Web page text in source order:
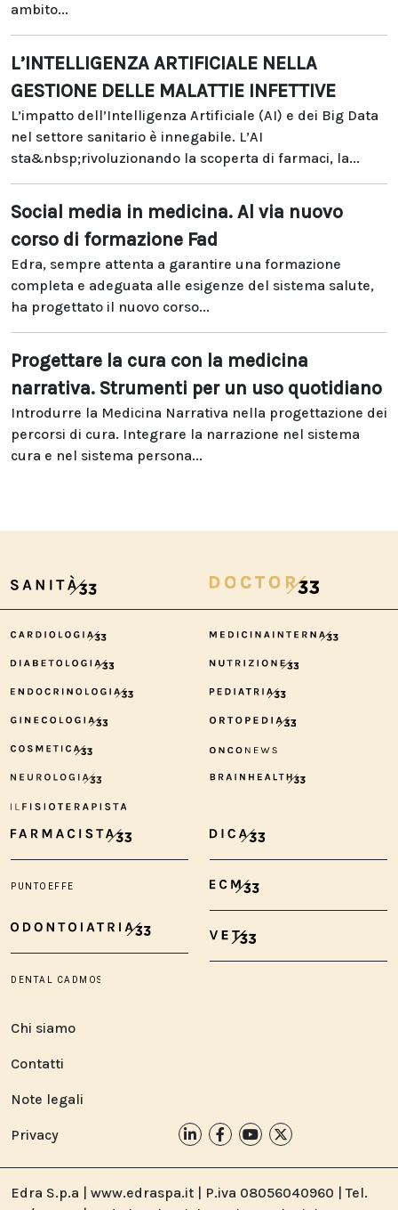
ambito...
L’INTELLIGENZA ARTIFICIALE NELLA
GESTIONE DELLE MALATTIE INFETTIVE
L’impatto dell’Intelligenza Artificiale (AI) e dei Big Data
nel settore sanitario è innegabile. L’AI
sta&nbsp;rivoluzionando la scoperta di farmaci, la...
Social media in medicina. Al via nuovo
corso di formazione Fad
Edra, sempre attenta a garantire una formazione
completa e adeguata alle esigenze del sistema salute,
ha progettato il nuovo corso...
Progettare la cura con la medicina
narrativa. Strumenti per un uso quotidiano
Introdurre la Medicina Narrativa nella progettazione dei
percorsi di cura. Integrare la narrazione nel sistema
cura e nel sistema persona...
Chi siamo
Contatti
Note legali
Privacy
Edra S.p.a | www.edraspa.it | P.iva 08056040960 | Tel.